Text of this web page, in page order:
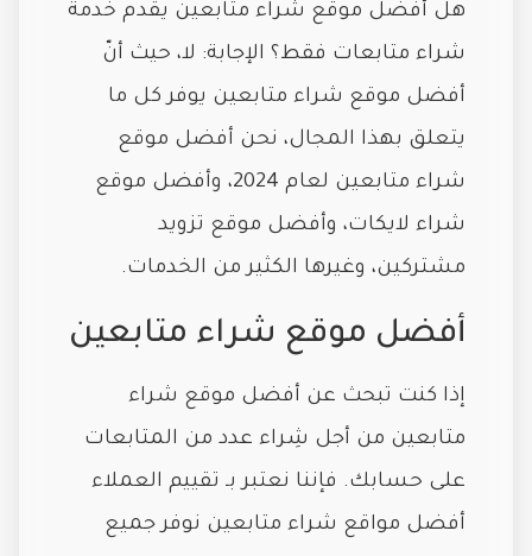
هل أفضل موقع شراء متابعين يقدم خدمة
شراء متابعات فقط؟ الإجابة: لا، حيث أنّ
أفضل موقع شراء متابعين يوفر كل ما
يتعلق بهذا المجال، نحن أفضل موقع
شراء متابعين لعام 2024، وأفضل موقع
شراء لايكات، وأفضل موقع تزويد
مشتركين، وغيرها الكثير من الخدمات.
أفضل موقع شراء متابعين
إذا كنت تبحث عن أفضل موقع شراء
متابعين من أجل شِراء عدد من المتابعات
على حسابك. فإننا نعتبر بـ تقييم العملاء
أفضل مواقع شراء متابعين نوفر جميع